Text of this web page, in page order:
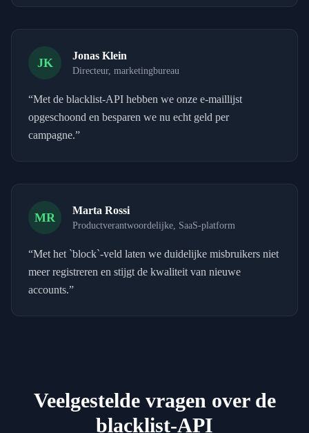
JK
Jonas Klein
Directeur, marketingbureau
“Met de blacklist-API hebben we onze e-maillijst
opgeschoond en besparen we nu echt geld per
campagne.”
MR
Marta Rossi
Productverantwoordelijke, SaaS-platform
“Met het `block`-veld laten we duidelijke misbruikers niet
meer registreren en stijgt de kwaliteit van nieuwe
accounts.”
Veelgestelde vragen over de
blacklist-API